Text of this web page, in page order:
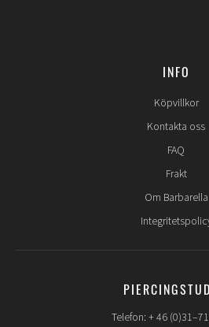
INFO
Köpvillkor
Kontakta oss
FAQ
Frakt
Om Barbarella
Telefon: + 46